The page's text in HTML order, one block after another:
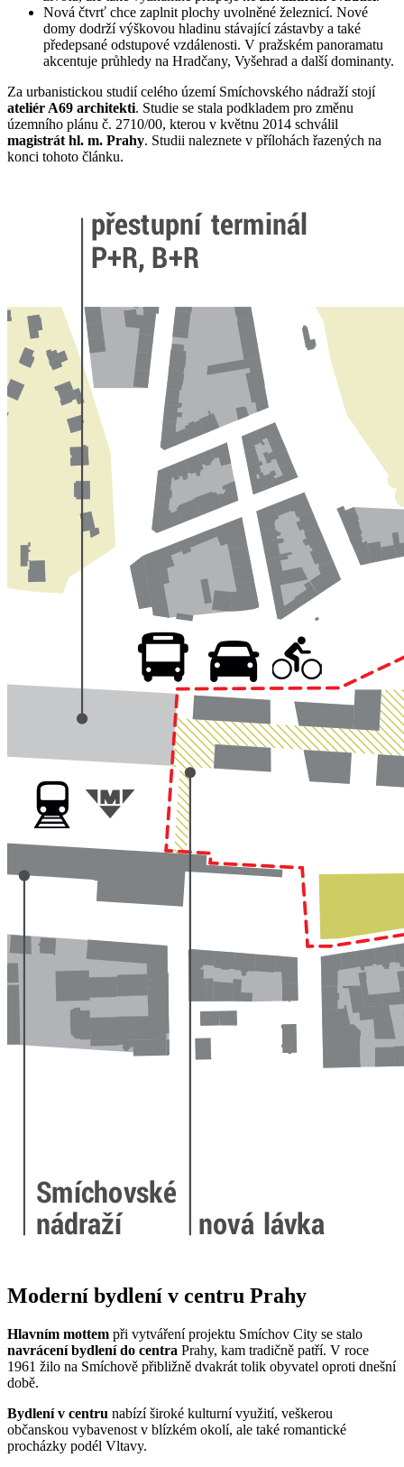
Nová čtvrť chce zaplnit plochy uvolněné železnicí. Nové
domy dodrží výškovou hladinu stávající zástavby a také
předepsané odstupové vzdálenosti. V pražském panoramatu
akcentuje průhledy na Hradčany, Vyšehrad a další dominanty.
Za urbanistickou studií celého území Smíchovského nádraží stojí
ateliér A69 architekti. Studie se stala podkladem pro změnu
územního plánu č. 2710/00, kterou v květnu 2014 schválil
magistrát hl. m. Prahy. Studii naleznete v přílohách řazených na
konci tohoto článku.
Moderní bydlení v centru Prahy
Hlavním mottem při vytváření projektu Smíchov City se stalo
navrácení bydlení do centra Prahy, kam tradičně patří. V roce
1961 žilo na Smíchově přibližně dvakrát tolik obyvatel oproti dnešní
době.
Bydlení v centru nabízí široké kulturní využití, veškerou
občanskou vybavenost v blízkém okolí, ale také romantické
procházky podél Vltavy.